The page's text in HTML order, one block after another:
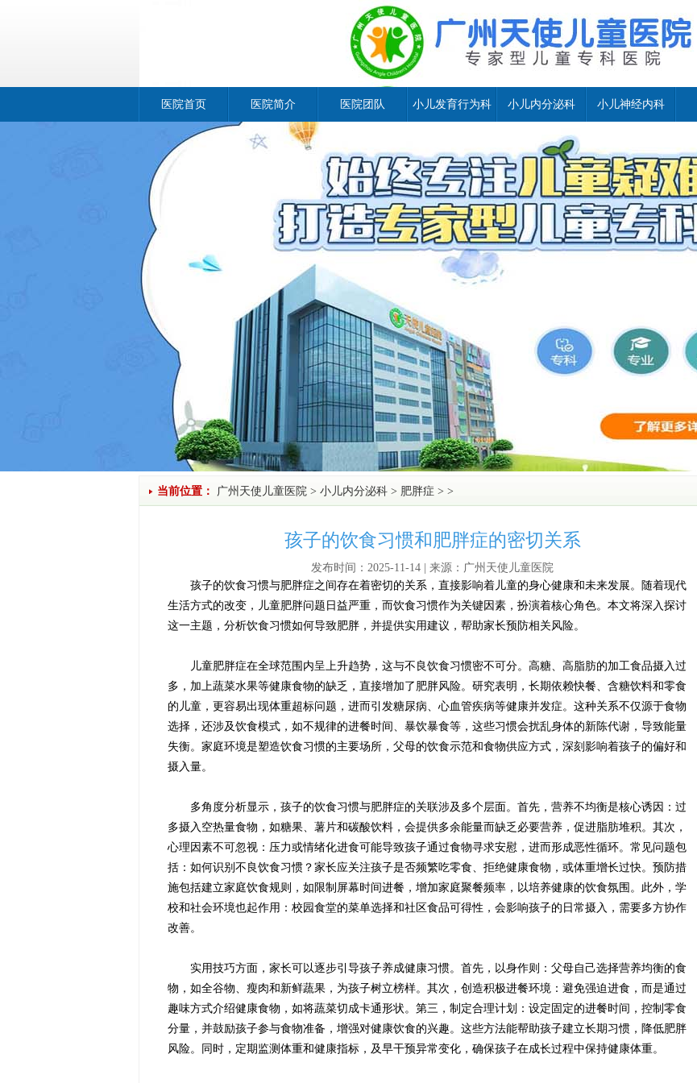
医院首页 医院简介 医院团队 小儿发育行为科 小儿内分泌科 小儿神经内科
当前位置： 广州天使儿童医院 > 小儿内分泌科 > 肥胖症 > >
孩子的饮食习惯和肥胖症的密切关系
发布时间：2025-11-14 | 来源：广州天使儿童医院
孩子的饮食习惯与肥胖症之间存在着密切的关系，直接影响着儿童的身心健康和未来发展。随着现代
生活方式的改变，儿童肥胖问题日益严重，而饮食习惯作为关键因素，扮演着核心角色。本文将深入探讨
这一主题，分析饮食习惯如何导致肥胖，并提供实用建议，帮助家长预防相关风险。
儿童肥胖症在全球范围内呈上升趋势，这与不良饮食习惯密不可分。高糖、高脂肪的加工食品摄入过
多，加上蔬菜水果等健康食物的缺乏，直接增加了肥胖风险。研究表明，长期依赖快餐、含糖饮料和零食
的儿童，更容易出现体重超标问题，进而引发糖尿病、心血管疾病等健康并发症。这种关系不仅源于食物
选择，还涉及饮食模式，如不规律的进餐时间、暴饮暴食等，这些习惯会扰乱身体的新陈代谢，导致能量
失衡。家庭环境是塑造饮食习惯的主要场所，父母的饮食示范和食物供应方式，深刻影响着孩子的偏好和
摄入量。
多角度分析显示，孩子的饮食习惯与肥胖症的关联涉及多个层面。首先，营养不均衡是核心诱因：过
多摄入空热量食物，如糖果、薯片和碳酸饮料，会提供多余能量而缺乏必要营养，促进脂肪堆积。其次，
心理因素不可忽视：压力或情绪化进食可能导致孩子通过食物寻求安慰，进而形成恶性循环。常见问题包
括：如何识别不良饮食习惯？家长应关注孩子是否频繁吃零食、拒绝健康食物，或体重增长过快。预防措
施包括建立家庭饮食规则，如限制屏幕时间进餐，增加家庭聚餐频率，以培养健康的饮食氛围。此外，学
校和社会环境也起作用：校园食堂的菜单选择和社区食品可得性，会影响孩子的日常摄入，需要多方协作
改善。
实用技巧方面，家长可以逐步引导孩子养成健康习惯。首先，以身作则：父母自己选择营养均衡的食
物，如全谷物、瘦肉和新鲜蔬果，为孩子树立榜样。其次，创造积极进餐环境：避免强迫进食，而是通过
趣味方式介绍健康食物，如将蔬菜切成卡通形状。第三，制定合理计划：设定固定的进餐时间，控制零食
分量，并鼓励孩子参与食物准备，增强对健康饮食的兴趣。这些方法能帮助孩子建立长期习惯，降低肥胖
风险。同时，定期监测体重和健康指标，及早干预异常变化，确保孩子在成长过程中保持健康体重。